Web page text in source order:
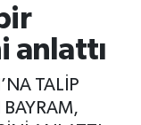
anlattı
TALİP
ve Fikstür